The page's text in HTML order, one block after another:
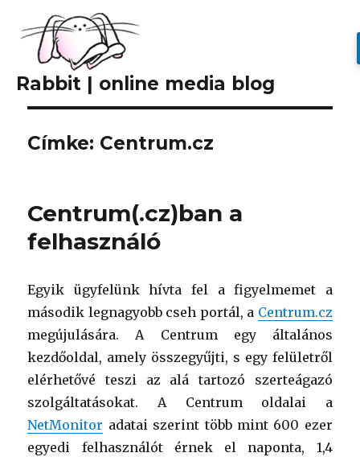
Rabbit | online media blog
Címke: Centrum.cz
Centrum(.cz)ban a
felhasználó
Egyik ügyfelünk hívta fel a figyelmemet a
második legnagyobb cseh portál, a Centrum.cz
megújulására. A Centrum egy általános
kezdőoldal, amely összegyűjti, s egy felületről
elérhetővé teszi az alá tartozó szerteágazó
szolgáltatásokat. A Centrum oldalai a
NetMonitor adatai szerint több mint 600 ezer
egyedi felhasználót érnek el naponta, 1,4